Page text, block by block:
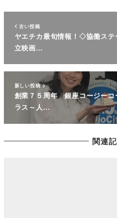
古い投稿
ヤエチカ最旬情報！◇協働ス
立映画…
新しい投稿
創業７５周年 銀座コージーコ
ラス～人…
関連